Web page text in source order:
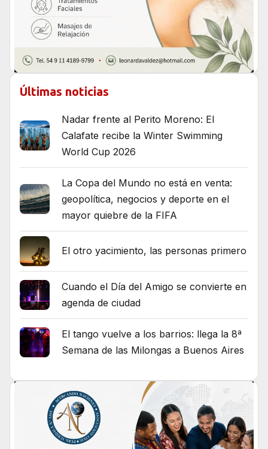
Últimas noticias
Nadar frente al Perito Moreno: El
Calafate recibe la Winter Swimming
World Cup 2026
La Copa del Mundo no está en venta:
geopolítica, negocios y deporte en el
mayor quiebre de la FIFA
El otro yacimiento, las personas primero
Cuando el Día del Amigo se convierte en
agenda de ciudad
El tango vuelve a los barrios: llega la 8ª
Semana de las Milongas a Buenos Aires